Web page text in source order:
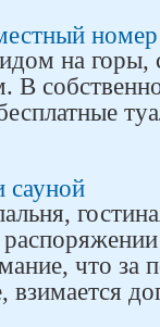
номер
на горы,
В
сауной
что за